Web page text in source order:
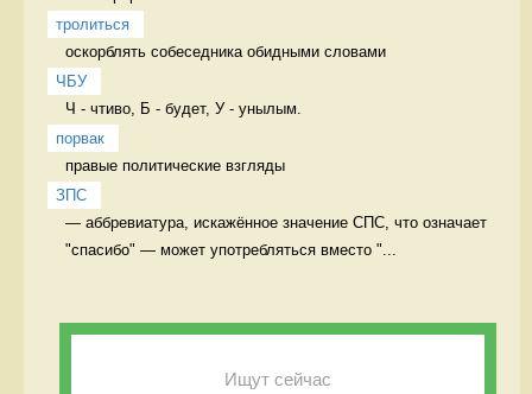
тролиться
оскорблять собеседника обидными словами
ЧБУ
Ч - чтиво, Б - будет, У - унылым.
порвак
правые политические взгляды
ЗПС
— аббревиатура, искажëнное значение СПС, что означает
"спасибо" — может употребляться вместо "...
Ищут сейчас